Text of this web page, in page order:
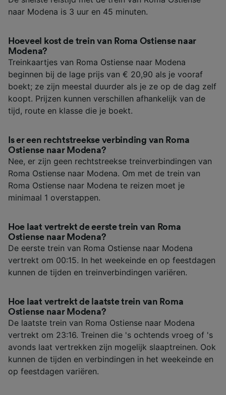
naar Modena is 3 uur en 45 minuten.
Hoeveel kost de trein van Roma Ostiense naar
Modena?
Treinkaartjes van Roma Ostiense naar Modena
beginnen bij de lage prijs van € 20,90 als je vooraf
boekt; ze zijn meestal duurder als je ze op de dag zelf
koopt. Prijzen kunnen verschillen afhankelijk van de
tijd, route en klasse die je boekt.
Is er een rechtstreekse verbinding van Roma
Ostiense naar Modena?
Nee, er zijn geen rechtstreekse treinverbindingen van
Roma Ostiense naar Modena. Om met de trein van
Roma Ostiense naar Modena te reizen moet je
minimaal 1 overstappen.
Hoe laat vertrekt de eerste trein van Roma
Ostiense naar Modena?
De eerste trein van Roma Ostiense naar Modena
vertrekt om 00:15. In het weekeinde en op feestdagen
kunnen de tijden en treinverbindingen variëren.
Hoe laat vertrekt de laatste trein van Roma
Ostiense naar Modena?
De laatste trein van Roma Ostiense naar Modena
vertrekt om 23:16. Treinen die 's ochtends vroeg of 's
avonds laat vertrekken zijn mogelijk slaaptreinen. Ook
kunnen de tijden en verbindingen in het weekeinde en
op feestdagen variëren.